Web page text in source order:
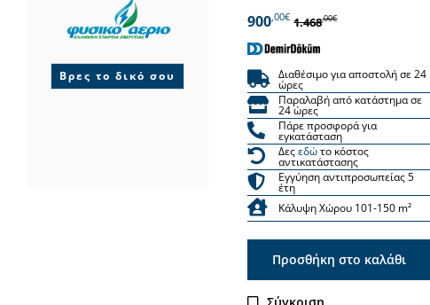
900,00€ 1.468,00€
Διαθέσιμο για αποστολή σε 24
ώρες
Παραλαβή από κατάστημα σε
24 ώρες
Πάρε προσφορά για
εγκατάσταση
Δεςεδώτο κόστος
αντικατάστασης
Εγγύηση αντιπροσωπείας 5
έτη
Κάλυψη Χώρου 101-150 m²
Προσθήκη στο καλάθι
Βρες το δικό σου